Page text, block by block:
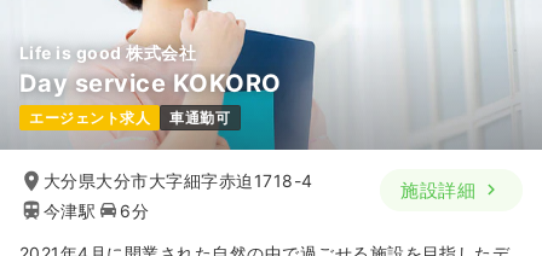
日勤のみ（パート）
給与 時給1,250〜1,350
時間 8:30～17:30
担当業務未経験可
第二新卒可
気になる 詳細を見る
Life is good 株式会社
Day service KOKORO
エージェント求人 車通勤可
大分県大分市大字細字赤迫1718-4
今津駅
6分
施設詳細